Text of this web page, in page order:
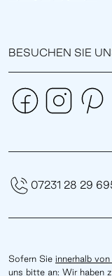
BESUCHEN SIE
Sofern Sie innerhalb
uns bitte an: Wir haben
07231 28 29